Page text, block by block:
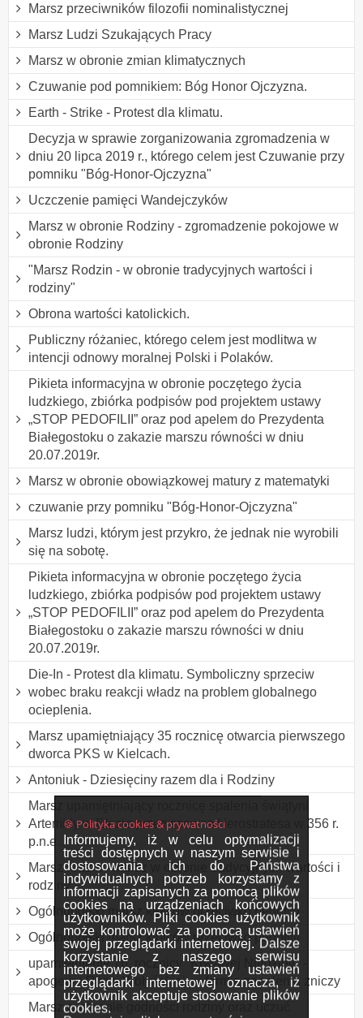
🍪 Polityka cookies & prywatności
Informujemy, iż w celu optymalizacji
treści dostępnych w naszym serwisie i
dostosowania ich do Państwa
indywidualnych potrzeb korzystamy z
informacji zapisanych za pomocą plików
cookies na urządzeniach końcowych
użytkowników. Pliki cookies użytkownik
może kontrolować za pomocą ustawień
swojej przeglądarki internetowej. Dalsze
korzystanie z naszego serwisu
internetowego bez zmiany ustawień
przeglądarki internetowej oznacza, iż
użytkownik akceptuje stosowanie plików
cookies.
Marsz przeciwników filozofii nominalistycznej
Marsz Ludzi Szukających Pracy
Marsz w obronie zmian klimatycznych
Czuwanie pod pomnikiem: Bóg Honor Ojczyzna.
Earth - Strike - Protest dla klimatu.
Decyzja w sprawie zorganizowania zgromadzenia w
dniu 20 lipca 2019 r., którego celem jest Czuwanie przy
pomniku "Bóg-Honor-Ojczyzna"
Uczczenie pamięci Wandejczyków
Marsz w obronie Rodziny - zgromadzenie pokojowe w
obronie Rodziny
"Marsz Rodzin - w obronie tradycyjnych wartości i
rodziny"
Obrona wartości katolickich.
Publiczny różaniec, którego celem jest modlitwa w
intencji odnowy moralnej Polski i Polaków.
Pikieta informacyjna w obronie poczętego życia
ludzkiego, zbiórka podpisów pod projektem ustawy
„STOP PEDOFILII” oraz pod apelem do Prezydenta
Białegostoku o zakazie marszu równości w dniu
20.07.2019r.
Marsz w obronie obowiązkowej matury z matematyki
czuwanie przy pomniku "Bóg-Honor-Ojczyzna"
Marsz ludzi, którym jest przykro, że jednak nie wyrobili
się na sobotę.
Pikieta informacyjna w obronie poczętego życia
ludzkiego, zbiórka podpisów pod projektem ustawy
„STOP PEDOFILII” oraz pod apelem do Prezydenta
Białegostoku o zakazie marszu równości w dniu
20.07.2019r.
Die-In - Protest dla klimatu. Symboliczny sprzeciw
wobec braku reakcji władz na problem globalnego
ocieplenia.
Marsz upamiętniający 35 rocznicę otwarcia pierwszego
dworca PKS w Kielcach.
Antoniuk - Dziesięciny razem dla i Rodziny
Marsz upamiętniający rocznicę spalenia świątyni
Artemidy w Efezie przez szewca Herostratesa w 356 r.
p.n.e.
Marsz rodzin - marsz w obronie tradycyjnych wartości i
rodziny
Ogólnopolski marsz kibiców przeciwko pedofilii
Ogólnopolski marsz kibiców przeciwko pedofilii
upamiętnienie 76. rocznicy "Krwawej Niedzieli" -
apogeum Rzezi Wołyńskiej, w formie zapalenia zniczy
Marsz w obronie godności rodziny oraz uczuć